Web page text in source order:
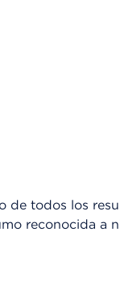
de todos los
reconocida a